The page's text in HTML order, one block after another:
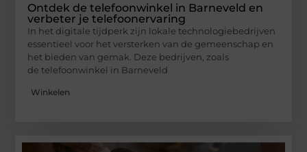
Ontdek de telefoonwinkel in Barneveld en
verbeter je telefoonervaring
In het digitale tijdperk zijn lokale technologiebedrijven
essentieel voor het versterken van de gemeenschap en
het bieden van gemak. Deze bedrijven, zoals
de telefoonwinkel in Barneveld
Winkelen